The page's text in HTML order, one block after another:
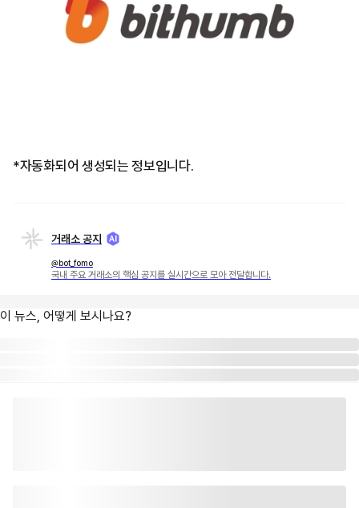
*자동화되어 생성되는 정보입니다.
거래소 공지
@bot_fomo
국내 주요 거래소의 핵심 공지를 실시간으로 모아 전달합니다.
이 뉴스, 어떻게 보시나요?